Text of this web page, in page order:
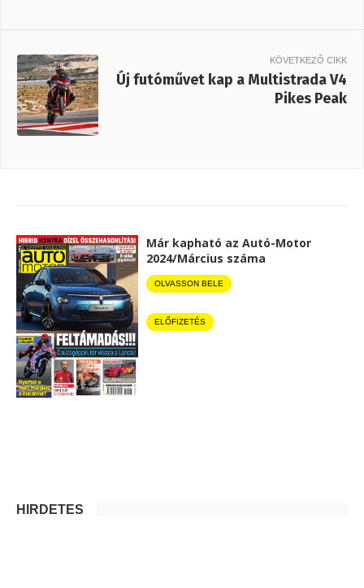
KÖVETKEZŐ CIKK
Új futóművet kap a Multistrada V4
Pikes Peak
Már kapható az Autó-Motor
2024/Március száma
OLVASSON BELE
ELŐFIZETÉS
HIRDETÉS